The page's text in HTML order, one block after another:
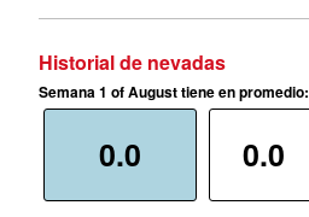
Historial de nevadas
Semana 1 of August tiene en promedio:
0.0 0.0